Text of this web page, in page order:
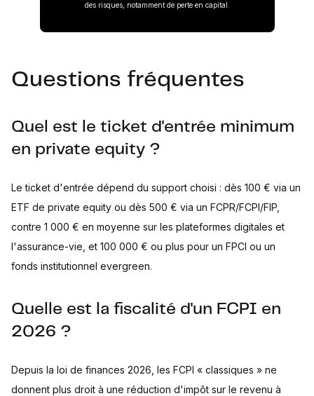
des risques, notamment de perte en capital.
Questions fréquentes
Quel est le ticket d'entrée minimum
en private equity ?
Le ticket d'entrée dépend du support choisi : dès 100 € via un
ETF de private equity ou dès 500 € via un FCPR/FCPI/FIP,
contre 1 000 € en moyenne sur les plateformes digitales et
l'assurance-vie, et 100 000 € ou plus pour un FPCI ou un
fonds institutionnel evergreen.
Quelle est la fiscalité d'un FCPI en
2026 ?
Depuis la loi de finances 2026, les FCPI « classiques » ne
donnent plus droit à une réduction d'impôt sur le revenu à